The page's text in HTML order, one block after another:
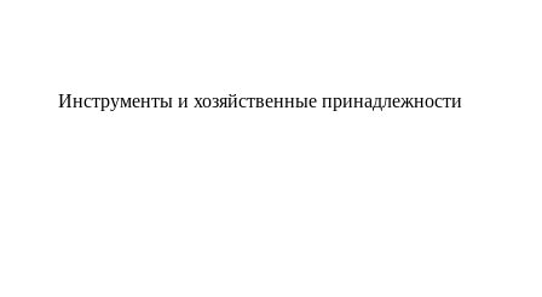
Инструменты и хозяйственные принадлежности